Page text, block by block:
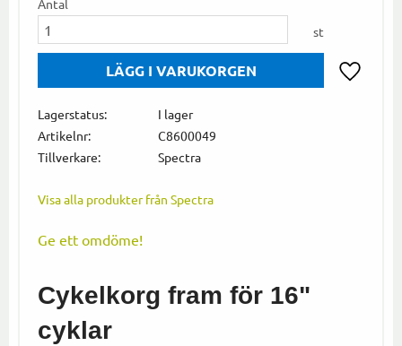
Antal
st
Lagerstatus
I lager
Artikelnr
C8600049
Tillverkare
Spectra
Visa alla produkter från Spectra
Ge ett omdöme!
Cykelkorg fram för 16"
cyklar